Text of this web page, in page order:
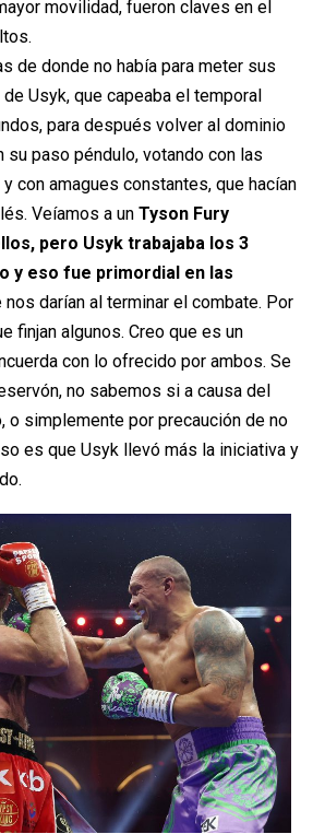
movilidad, fueron claves en el
de donde no había para meter sus
Usyk, que capeaba el temporal
para después volver al dominio
su paso péndulo, votando con las
con amagues constantes, que hacían
Veíamos a un Tyson Fury
pero Usyk trabajaba los 3
y eso fue primordial en las
nos darían al terminar el combate. Por
finjan algunos. Creo que es un
con lo ofrecido por ambos. Se
no sabemos si a causa del
o simplemente por precaución de no
es que Usyk llevó más la iniciativa y